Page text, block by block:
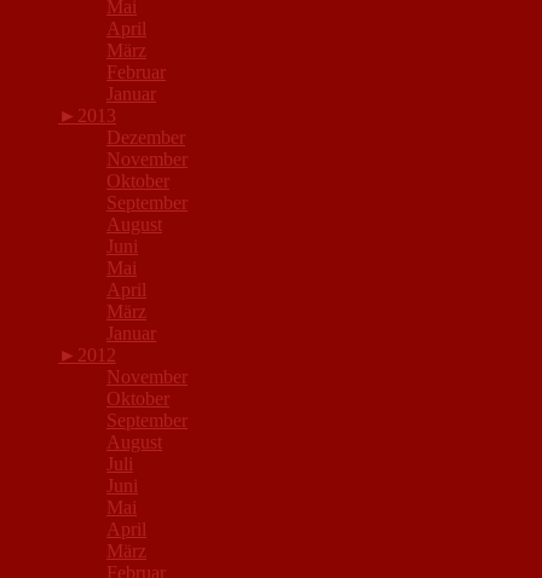
Mai
April
März
Februar
Januar
► 2013
Dezember
November
Oktober
September
August
Juni
Mai
April
März
Januar
► 2012
November
Oktober
September
August
Juli
Juni
Mai
April
März
Februar